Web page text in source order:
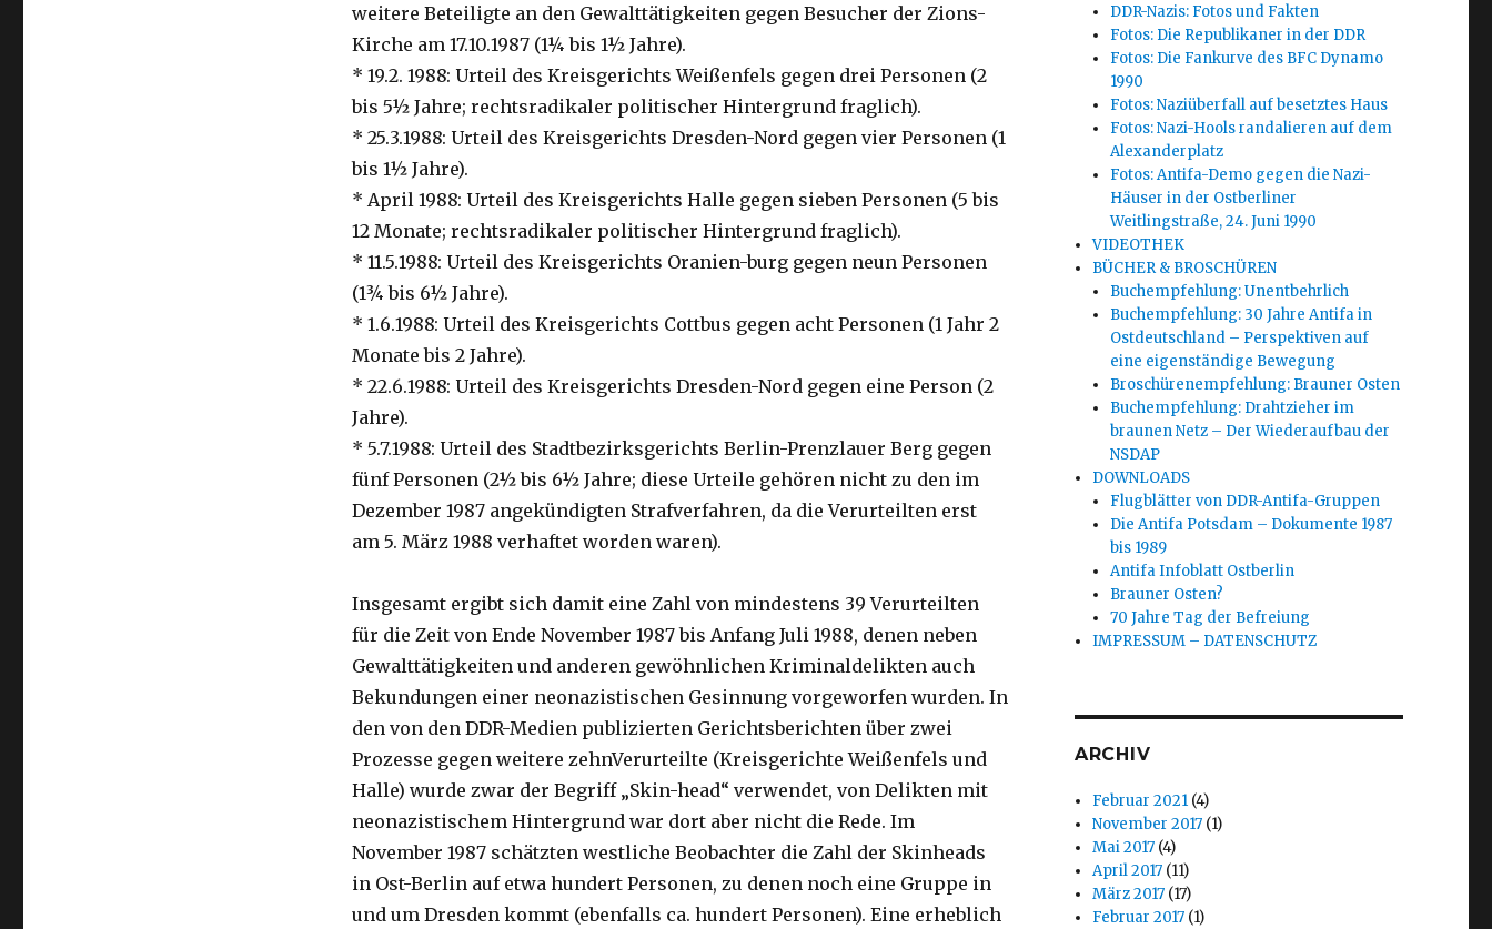
weitere Beteiligte an den Gewalttätigkeiten gegen Besucher der Zions-
Kirche am 17.10.1987 (1¼ bis 1½ Jahre).
* 19.2. 1988: Urteil des Kreisgerichts Weißenfels gegen drei Personen (2
bis 5½ Jahre; rechtsradikaler politischer Hintergrund fraglich).
* 25.3.1988: Urteil des Kreisgerichts Dresden-Nord gegen vier Personen (1
bis 1½ Jahre).
* April 1988: Urteil des Kreisgerichts Halle gegen sieben Personen (5 bis
12 Monate; rechtsradikaler politischer Hintergrund fraglich).
* 11.5.1988: Urteil des Kreisgerichts Oranien-burg gegen neun Personen
(1¾ bis 6½ Jahre).
* 1.6.1988: Urteil des Kreisgerichts Cottbus gegen acht Personen (1 Jahr 2
Monate bis 2 Jahre).
* 22.6.1988: Urteil des Kreisgerichts Dresden-Nord gegen eine Person (2
Jahre).
* 5.7.1988: Urteil des Stadtbezirksgerichts Berlin-Prenzlauer Berg gegen
fünf Personen (2½ bis 6½ Jahre; diese Urteile gehören nicht zu den im
Dezember 1987 angekündigten Strafverfahren, da die Verurteilten erst
am 5. März 1988 verhaftet worden waren).
Insgesamt ergibt sich damit eine Zahl von mindestens 39 Verurteilten
für die Zeit von Ende November 1987 bis Anfang Juli 1988, denen neben
Gewalttätigkeiten und anderen gewöhnlichen Kriminaldelikten auch
Bekundungen einer neonazistischen Gesinnung vorgeworfen wurden. In
den von den DDR-Medien publizierten Gerichtsberichten über zwei
Prozesse gegen weitere zehnVerurteilte (Kreisgerichte Weißenfels und
Halle) wurde zwar der Begriff „Skin-head“ verwendet, von Delikten mit
neonazistischem Hintergrund war dort aber nicht die Rede. Im
November 1987 schätzten westliche Beobachter die Zahl der Skinheads
in Ost-Berlin auf etwa hundert Personen, zu denen noch eine Gruppe in
und um Dresden kommt (ebenfalls ca. hundert Personen). Eine erheblich
DDR-Nazis: Fotos und Fakten
Fotos: Die Republikaner in der DDR
Fotos: Die Fankurve des BFC Dynamo
1990
Fotos: Naziüberfall auf besetztes Haus
Fotos: Nazi-Hools randalieren auf dem
Alexanderplatz
Fotos: Antifa-Demo gegen die Nazi-
Häuser in der Ostberliner
Weitlingstraße, 24. Juni 1990
VIDEOTHEK
BÜCHER & BROSCHÜREN
Buchempfehlung: Unentbehrlich
Buchempfehlung: 30 Jahre Antifa in
Ostdeutschland – Perspektiven auf
eine eigenständige Bewegung
Broschürenempfehlung: Brauner Osten
Buchempfehlung: Drahtzieher im
braunen Netz – Der Wiederaufbau der
NSDAP
DOWNLOADS
Flugblätter von DDR-Antifa-Gruppen
Die Antifa Potsdam – Dokumente 1987
bis 1989
Antifa Infoblatt Ostberlin
Brauner Osten?
70 Jahre Tag der Befreiung
IMPRESSUM – DATENSCHUTZ
ARCHIV
Februar 2021 (4)
November 2017 (1)
Mai 2017 (4)
April 2017 (11)
März 2017 (17)
Februar 2017 (1)